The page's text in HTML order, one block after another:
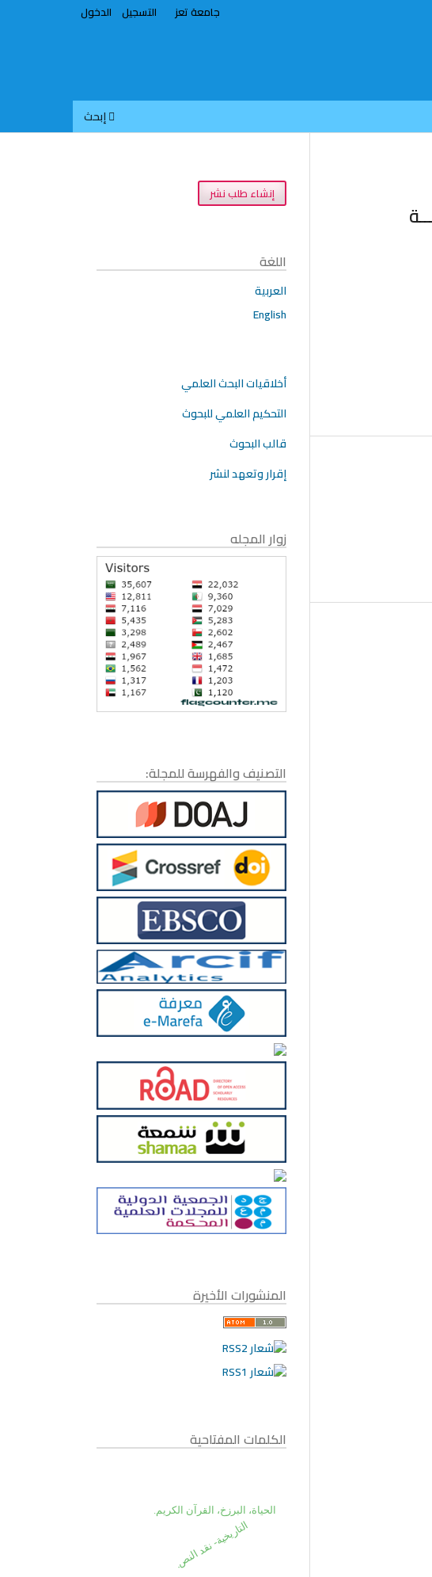
إبحث
جامعة تعز التسجيل الدخول
إنشاء طلب نشر
اللغة
العربية
English
أخلاقيات البحث العلمي
التحكيم العلمي للبحوث
قالب البحوث
إقرار وتعهد لنشر
زوار المجله
التصنيف والفهرسة للمجلة:
المنشورات الأخيرة
الكلمات المفتاحية
التاريخية- نقد النص.
الحياة، البرزخ، القرآن الكريم.